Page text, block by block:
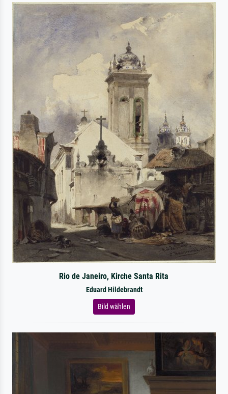
Rio de Janeiro, Kirche Santa Rita
Eduard Hildebrandt
Bild wählen